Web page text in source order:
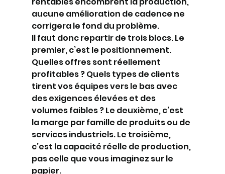
aucune amélioration de cadence ne
corrigera le fond du problème.
Il faut donc repartir de trois blocs. Le
premier, c’est le positionnement.
Quelles offres sont réellement
profitables ? Quels types de clients
tirent vos équipes vers le bas avec
des exigences élevées et des
volumes faibles ? Le deuxième, c’est
la marge par famille de produits ou de
services industriels. Le troisième,
c’est la capacité réelle de production,
pas celle que vous imaginez sur le
papier.